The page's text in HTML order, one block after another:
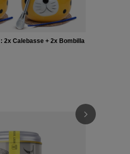
2x Calebasse + 2x Bombilla
Brossette